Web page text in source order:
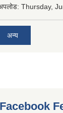
Thursday,
अन्य
Facebook